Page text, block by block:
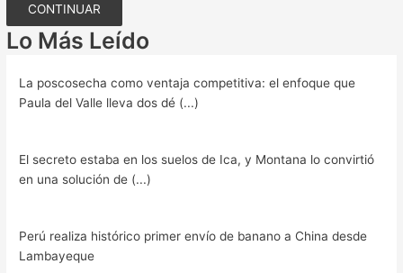
CONTINUAR
Lo Más Leído
La poscosecha como ventaja competitiva: el enfoque que
Paula del Valle lleva dos dé (...)
El secreto estaba en los suelos de Ica, y Montana lo convirtió
en una solución de (...)
Perú realiza histórico primer envío de banano a China desde
Lambayeque